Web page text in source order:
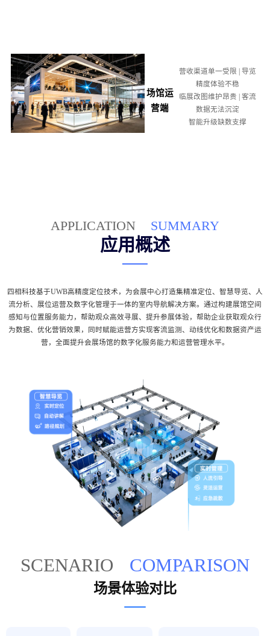
场馆运
营端
营收渠道单一受限 | 导览
精度体验不稳
临展改图维护昂贵 | 客流
数据无法沉淀
智能升级缺数支撑
APPLICATION SUMMARY
应用概述
四相科技基于UWB高精度定位技术，为会展中心打造集精准定位、智慧导览、人
流分析、展位运营及数字化管理于一体的室内导航解决方案。通过构建展馆空间
感知与位置服务能力，帮助观众高效寻展、提升参展体验，帮助企业获取观众行
为数据、优化营销效果，同时赋能运营方实现客流监测、动线优化和数据资产运
营，全面提升会展场馆的数字化服务能力和运营管理水平。
SCENARIO COMPARISON
场景体验对比